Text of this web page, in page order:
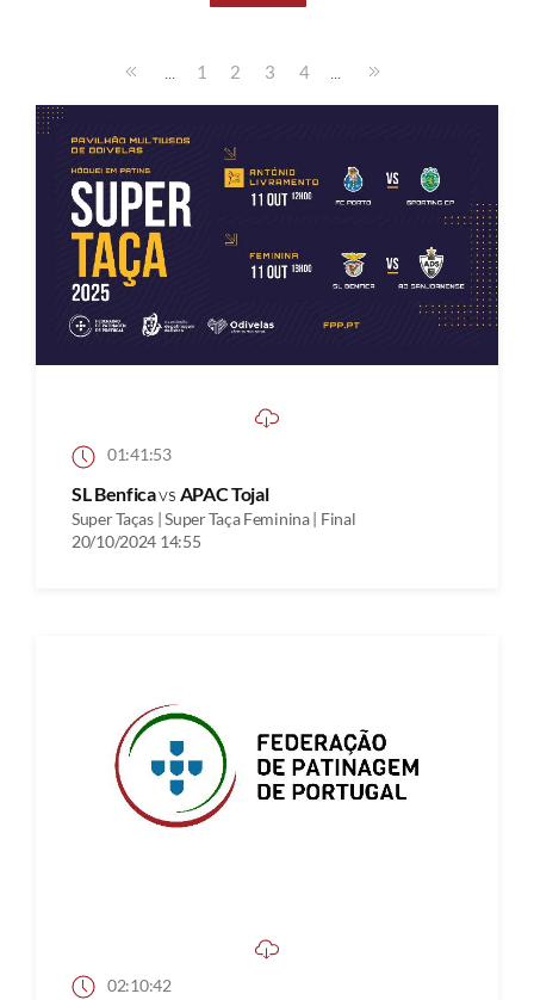
... 1 2 3 4 ...
01:41:53
SL Benficavs APAC Tojal
Super Taças | Super Taça Feminina | Final
20/10/2024 14:55
02:10:42